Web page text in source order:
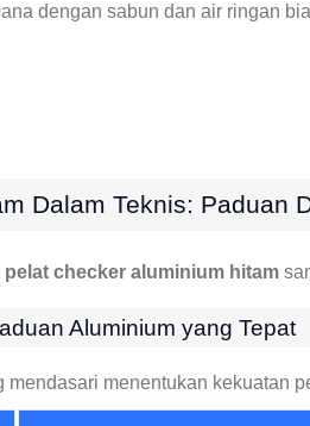
dengan sabun dan air ringan
Dalam Teknis: Paduan
pelat checker aluminium hitam
Aluminium yang Tepat
mendasari menentukan kekuatan